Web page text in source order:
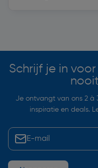
Schrijf je in
Je ontvangt van ons 2 à
inspiratie en deals.